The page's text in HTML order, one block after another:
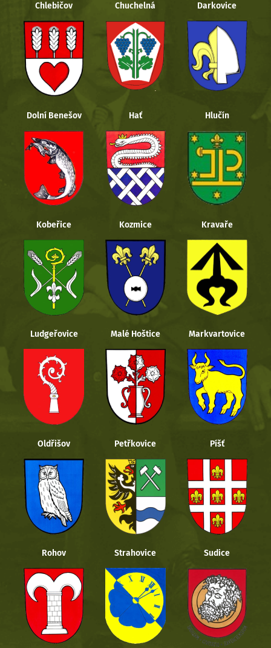
Chlebičov Chuchelná Darkovice
Dolní Benešov Hať Hlučín
Kobeřice Kozmice Kravaře
Ludgeřovice Malé Hoštice Markvartovice
Oldřišov Petřkovice Píšť
Rohov Strahovice Sudice